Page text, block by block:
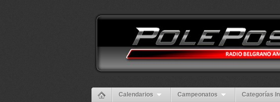
Calendarios Campeonatos Categorías